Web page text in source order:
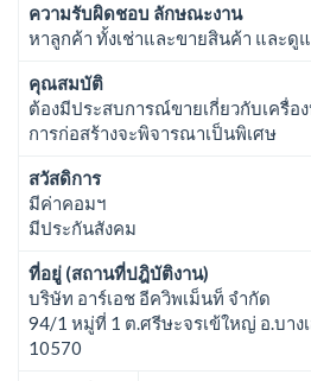
ความรับผิดชอบ ลักษณะงาน
หาลูกค้า ทั้งเช่าและขายสินค้า และดู
คุณสมบัติ
ต้องมีประสบการณ์ขายเกี่ยวกับเครื่อ
การก่อสร้างจะพิจารณาเป็นพิเศษ
สวัสดิการ
มีค่าคอมฯ
มีประกันสังคม
ที่อยู่ (สถานที่ปฎิบัติงาน)
บริษัท อาร์เอช อีควิพเม็นท็ จำกัด
94/1 หมู่ที่ 1 ต.ศรีษะจรเข้ใหญ่ อ.บาง
10570